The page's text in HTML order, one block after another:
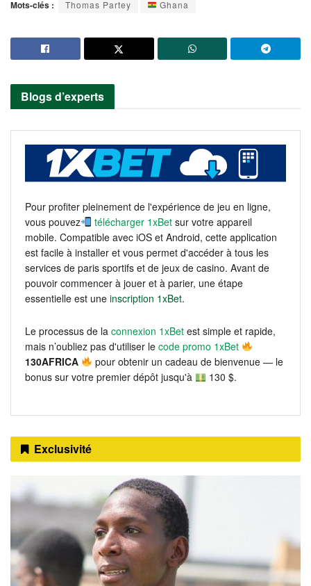
Mots-clés : Thomas Partey Ghana
Blogs d’experts
Pour profiter pleinement de l'expérience de jeu en ligne,
vous pouvez
télécharger 1xBet sur votre appareil
mobile. Compatible avec iOS et Android, cette application
est facile à installer et vous permet d'accéder à tous les
services de paris sportifs et de jeux de casino. Avant de
pouvoir commencer à jouer et à parier, une étape
essentielle est une inscription 1xBet.
Le processus de la connexion 1xBet est simple et rapide,
mais n’oubliez pas d'utiliser le code promo 1xBet
130AFRICA
pour obtenir un cadeau de bienvenue — le
bonus sur votre premier dépôt jusqu'à
130 $.
Exclusivité